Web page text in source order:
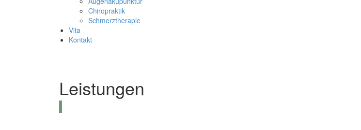
Chiropraktik
Schmerztherapie
Vita
Kontakt
Leistungen